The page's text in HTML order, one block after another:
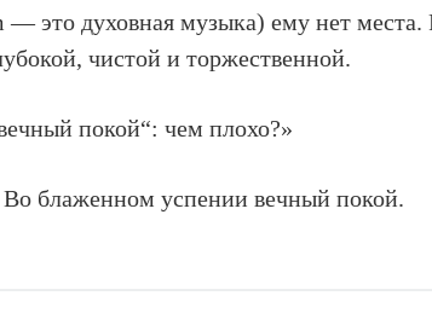
это духовная музыка) ему нет
чистой и торжественной.
покой“: чем плохо?»
Во блаженном успении вечный покой.